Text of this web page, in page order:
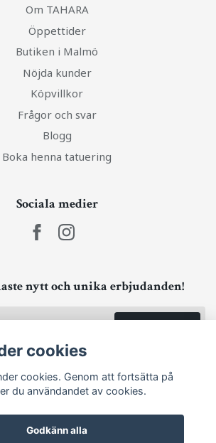
Om TAHARA
Öppettider
Butiken i Malmö
Nöjda kunder
Köpvillkor
Frågor och svar
Blogg
Boka henna tatuering
Sociala medier
nytt och unika erbjudanden!
cookies
cookies. Genom att fortsätta på
du användandet av cookies.
Godkänn alla